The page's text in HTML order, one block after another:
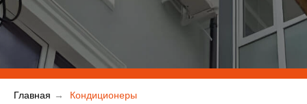
Главная → Кондиционеры